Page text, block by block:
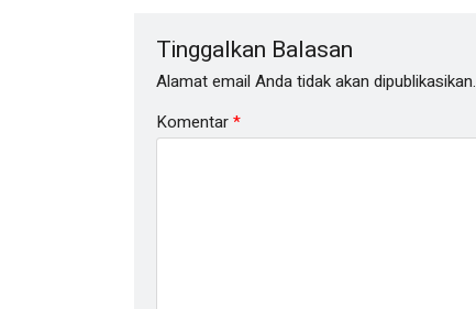
Tinggalkan Balasan
Alamat email Anda tidak akan dipublikasikan.
Komentar*